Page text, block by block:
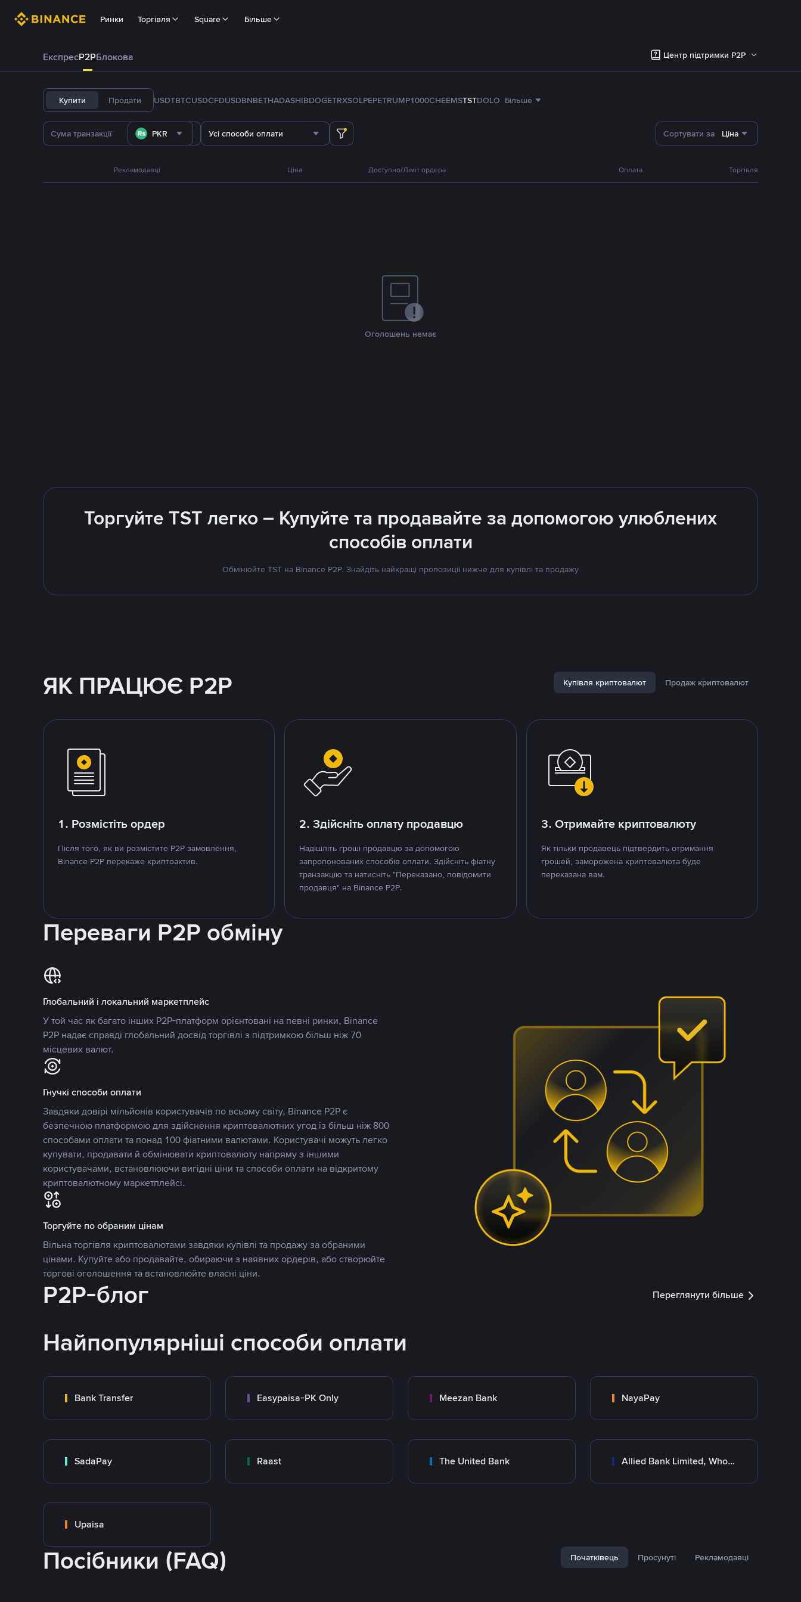
Ринки Торгівля Square Більше
ЕкспресP2PБлокова Центр підтримки P2P
Купити Продати USDTBTCUSDCFDUSDBNBETHADASHIBDOGETRXSOLPEPETRUMP1000CHEEMSTSTDOLO Більше
PKR Усі способи оплати Сортувати за Ціна
Рекламодавці Ціна Доступно/Ліміт ордера Оплата Торгівля
Оголошень немає
Торгуйте TST легко – Купуйте та продавайте за допомогою улюблених
способів оплати
Обмінюйте TST на Binance P2P. Знайдіть найкращі пропозиції нижче для купівлі та продажу
ЯК ПРАЦЮЄ P2P Купівля криптовалют Продаж криптовалют
1. Розмістіть ордер
Після того, як ви розмістите P2P замовлення,
Binance P2P перекаже криптоактив.
2. Здійсніть оплату продавцю
Надішліть гроші продавцю за допомогою
запропонованих способів оплати. Здійсніть фіатну
транзакцію та натисніть "Переказано, повідомити
продавця" на Binance P2P.
3. Отримайте криптовалюту
Як тільки продавець підтвердить отримання
грошей, заморожена криптовалюта буде
переказана вам.
Переваги P2P обміну
Глобальний і локальний маркетплейс
У той час як багато інших P2P-платформ орієнтовані на певні ринки, Binance
P2P надає справді глобальний досвід торгівлі з підтримкою більш ніж 70
місцевих валют.
Гнучкі способи оплати
Завдяки довірі мільйонів користувачів по всьому світу, Binance P2P є
безпечною платформою для здійснення криптовалютних угод із більш ніж 800
способами оплати та понад 100 фіатними валютами. Користувачі можуть легко
купувати, продавати й обмінювати криптовалюту напряму з іншими
користувачами, встановлюючи вигідні ціни та способи оплати на відкритому
криптовалютному маркетплейсі.
Торгуйте по обраним цінам
Вільна торгівля криптовалютами завдяки купівлі та продажу за обраними
цінами. Купуйте або продавайте, обираючи з наявних ордерів, або створюйте
торгові оголошення та встановлюйте власні ціни.
P2P-блог Переглянути більше
Найпопулярніші способи оплати
Bank Transfer Easypaisa-PK Only Meezan Bank NayaPay
SadaPay Raast The United Bank Allied Bank Limited, Wholesale Branch
Upaisa
Посібники (FAQ) Початківець Просунуті Рекламодавці